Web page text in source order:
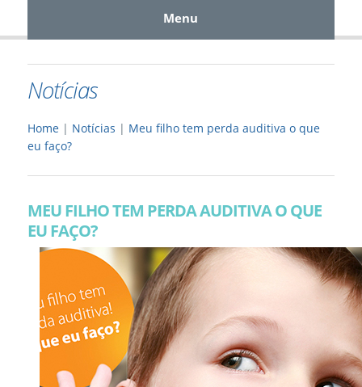
Menu
Notícias
Home| Notícias | Meu filho tem perda auditiva o que
eu faço?
MEU FILHO TEM PERDA AUDITIVA O QUE
EU FAÇO?